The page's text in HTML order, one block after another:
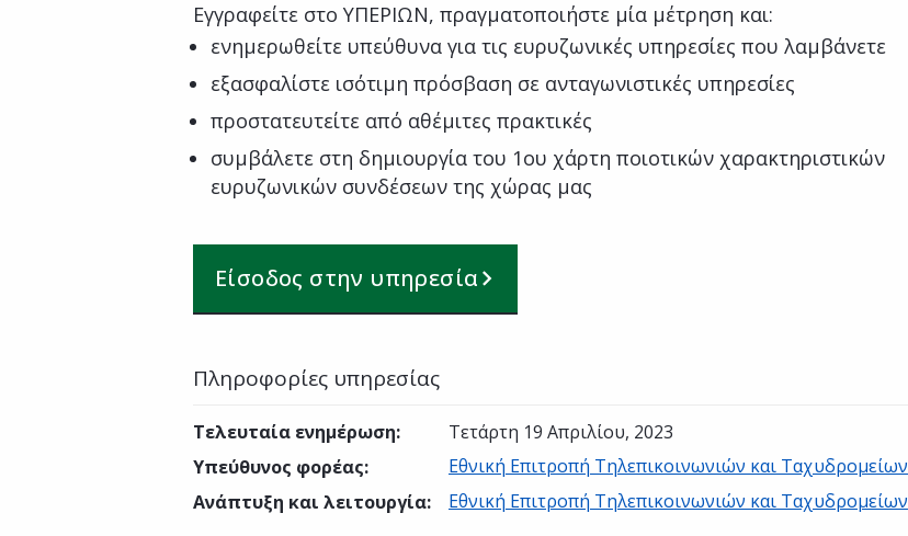
Εγγραφείτε στο ΥΠΕΡΙΩΝ, πραγματοποιήστε μία μέτρηση και:
ενημερωθείτε υπεύθυνα για τις ευρυζωνικές υπηρεσίες που λαμβάνετε
εξασφαλίστε ισότιμη πρόσβαση σε ανταγωνιστικές υπηρεσίες
προστατευτείτε από αθέμιτες πρακτικές
συμβάλετε στη δημιουργία του 1ου χάρτη ποιοτικών χαρακτηριστικών
ευρυζωνικών συνδέσεων της χώρας μας
Είσοδος στην υπηρεσία
Πληροφορίες υπηρεσίας
Τελευταία ενημέρωση:
Τετάρτη 19 Απριλίου, 2023
Υπεύθυνος φορέας:
Εθνική Επιτροπή Τηλεπικοινωνιών και Ταχυδρομείων
Ανάπτυξη και λειτουργία: Εθνική Επιτροπή Τηλεπικοινωνιών και Ταχυδρομείων